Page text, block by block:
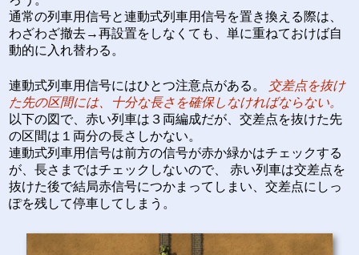
通常の列車用信号と連動式列車用信号を置き換える際は、
わざわざ撤去→再設置をしなくても、単に重ねておけば自
動的に入れ替わる。
連動式列車用信号にはひとつ注意点がある。
交差点を抜け
た先の区間には、十分な長さを確保しなければならない。
以下の図で、赤い列車は３両編成だが、交差点を抜けた先
の区間は１両分の長さしかない。
連動式列車用信号は前方の信号が赤か緑かはチェックする
が、長さまではチェックしないので、 赤い列車は交差点を
抜けた後で結局赤信号につかまってしまい、交差点にしっ
ぽを残して停車してしまう。